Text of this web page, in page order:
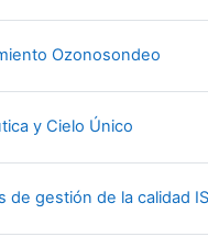
Ozonosondeo
y Cielo Único
de gestión de la calidad